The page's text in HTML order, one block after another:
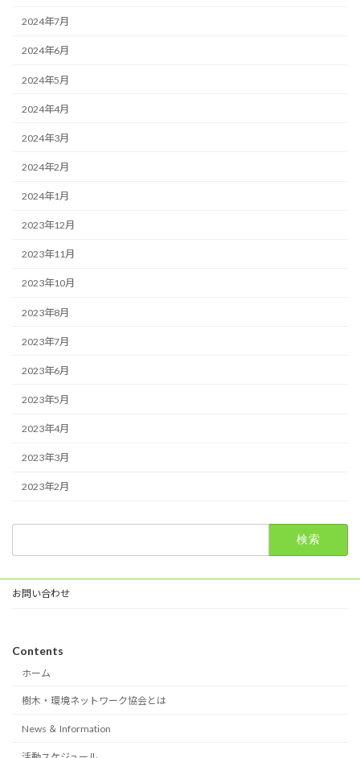
2024年7月
2024年6月
2024年5月
2024年4月
2024年3月
2024年2月
2024年1月
2023年12月
2023年11月
2023年10月
2023年8月
2023年7月
2023年6月
2023年5月
2023年4月
2023年3月
2023年2月
お問い合わせ
Contents
ホーム
樹木・環境ネットワーク協会とは
News ＆ Information